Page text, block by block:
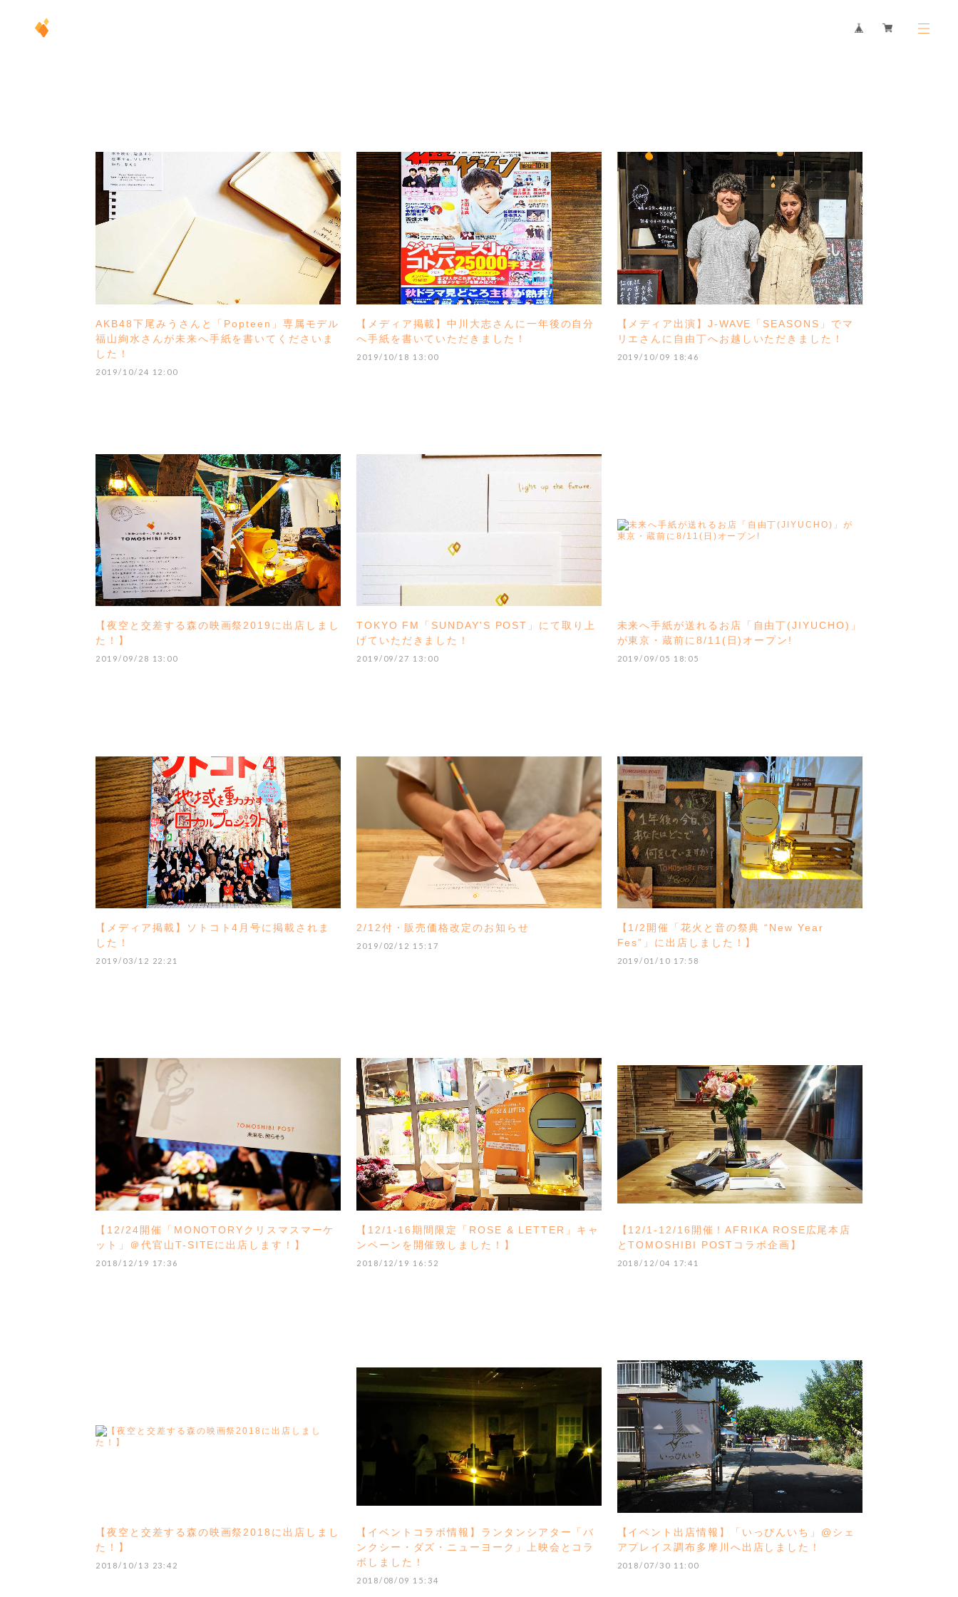
AKB48下尾みうさんと「Popteen」専属モデル
福山絢水さんが未来へ手紙を書いてくださいま
した！
2019/10/24 12:00
【メディア掲載】中川大志さんに一年後の自分
へ手紙を書いていただきました！
2019/10/18 13:00
【メディア出演】J-WAVE「SEASONS」でマ
リエさんに自由丁へお越しいただきました！
2019/10/09 18:46
【夜空と交差する森の映画祭2019に出店しまし
た！】
2019/09/28 13:00
TOKYO FM「SUNDAY'S POST」にて取り上
げていただきました！
2019/09/27 13:00
未来へ手紙が送れるお店「自由丁(JIYUCHO)」
が東京・蔵前に8/11(日)オープン!
2019/09/05 18:05
【メディア掲載】ソトコト4月号に掲載されま
した！
2019/03/12 22:21
2/12付・販売価格改定のお知らせ
2019/02/12 15:17
【1/2開催「花火と音の祭典 “New Year
Fes”」に出店しました！】
2019/01/10 17:58
【12/24開催「MONOTORYクリスマスマーケ
ット」＠代官山T-SITEに出店します！】
2018/12/19 17:36
【12/1-16期間限定「ROSE & LETTER」キャ
ンペーンを開催致しました！】
2018/12/19 16:52
【12/1-12/16開催！AFRIKA ROSE広尾本店
とTOMOSHIBI POSTコラボ企画】
2018/12/04 17:41
【夜空と交差する森の映画祭2018に出店しまし
た！】
2018/10/13 23:42
【イベントコラボ情報】ランタンシアター「バ
ンクシー・ダズ・ニューヨーク」上映会とコラ
ボしました！
2018/08/09 15:34
【イベント出店情報】「いっぴんいち」@シェ
アプレイス調布多摩川へ出店しました！
2018/07/30 11:00